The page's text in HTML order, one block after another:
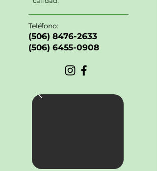
Teléfono:
(506) 8476-2633
(506) 6455-0908